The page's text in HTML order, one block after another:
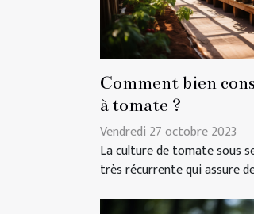
Comment bien
à tomate ?
Vendredi 27 octobre 2023
La culture de tomate sous
très récurrente qui assure